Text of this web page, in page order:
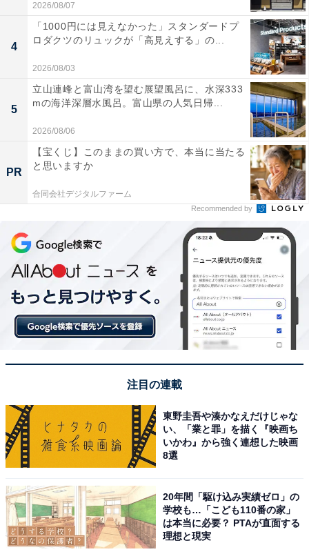
2026/08/07
4
「1000円には見えなかった」スタンダードプ
ロダクツのリュックが「高見えする」の...
2026/08/03
5
立山連峰と富山湾を望む展望風呂に、水深333
mの海洋深層水風呂。富山県の人気日帰...
2026/08/06
PR
【宝くじ】このままの買い方で、本当に当たる
と思いますか
合同会社デジタルファーム
Recommended by
注目の連載
東野圭吾や湊かなえだけじゃな
い、「業と罪」を描く『映画ち
いかわ』から強く連想した映画
8選
20年間「駆け込み実績ゼロ」の
学校も…「こども110番の家」
は本当に必要？ PTAが直面する
理想と現実